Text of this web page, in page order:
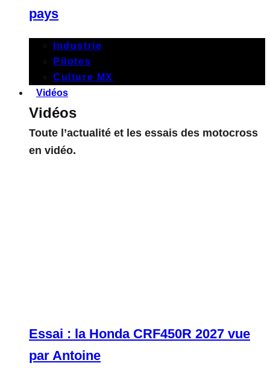
pays
Industrie
Pilotes
Culture MX
Vidéos
Vidéos
Toute l’actualité et les essais des motocross
en vidéo.
Essai : la Honda CRF450R 2027 vue
par Antoine